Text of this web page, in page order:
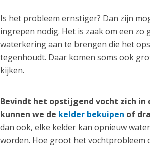
Is het probleem ernstiger? Dan zijn
ingrepen nodig. Het is zaak om een zo
waterkering aan te brengen die het
tegenhoudt. Daar komen soms ook
kijken.
Bevindt het opstijgend vocht zich in
kunnen we de kelder bekuipen of
dan ook, elke kelder kan opnieuw
worden. Hoe groot het vochtprobleem